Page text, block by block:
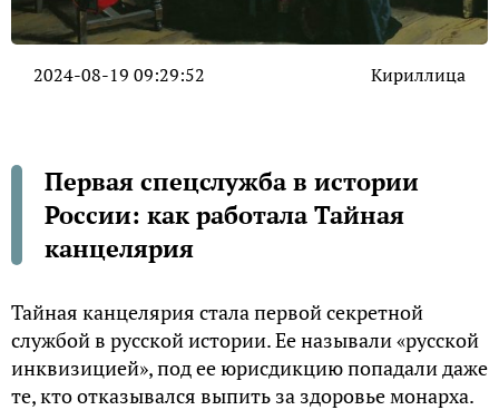
2024-08-19 09:29:52 Кириллица
Первая спецслужба в истории
России: как работала Тайная
канцелярия
Тайная канцелярия стала первой секретной
службой в русской истории. Ее называли «русской
инквизицией», под ее юрисдикцию попадали даже
те, кто отказывался выпить за здоровье монарха.